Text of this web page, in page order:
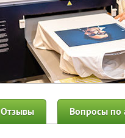
Отзывы Вопросы по